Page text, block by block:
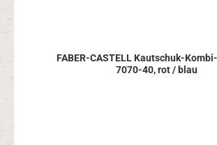
FABER-CASTELL Kautschuk-
7070-40, rot / blau